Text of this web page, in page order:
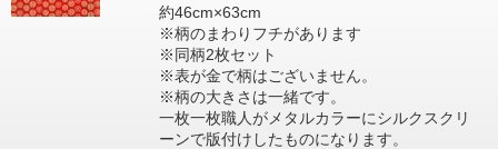
約46cm×63cm
※柄のまわりフチがあります
※同柄2枚セット
※表が金で柄はございません。
※柄の大きさは一緒です。
一枚一枚職人がメタルカラーにシルクスクリ
ーンで版付けしたものになります。